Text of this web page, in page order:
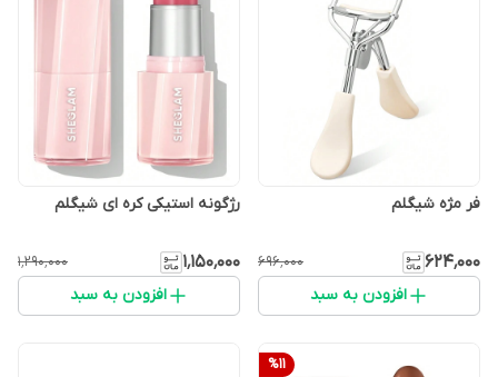
فر مژه شیگلم
۶۲۴٬۰۰۰ ۶۹۶٬۰۰۰
افزودن به سبد
رژگونه استیکی کره ای شیگلم
۱٬۱۵۰٬۰۰۰ ۱٬۲۹۰٬۰۰۰
افزودن به سبد
%11